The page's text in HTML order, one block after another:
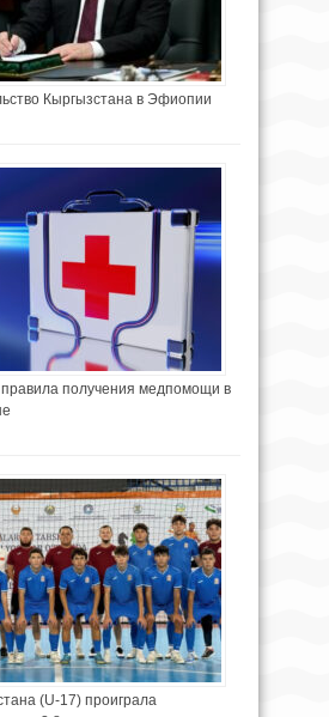
Кыргызстана в Эфиопии
получения медпомощи в
(U-17) проиграла